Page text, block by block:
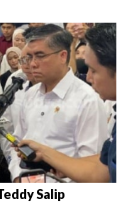
Salip